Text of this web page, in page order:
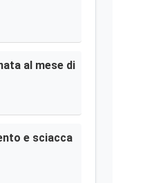
al mese di
e sciacca